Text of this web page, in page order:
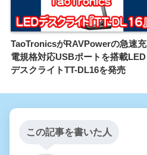
TaoTronicsがRAVPowerの急速充
電規格対応USBポートを搭載LED
デスクライトTT-DL16を発売
この記事を書いた人